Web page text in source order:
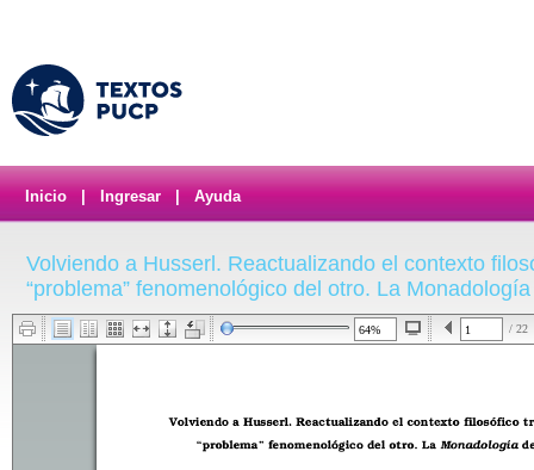
Inicio Ingresar Ayuda
Volviendo a Husserl. Reactualizando el contexto
“problema” fenomenológico del otro. La
/ 22